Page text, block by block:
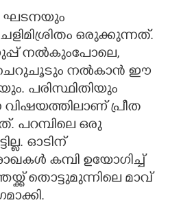
ഘടനയും
ഒരുക്കുന്നത്.
നൽകുംപോലെ,
നൽകാൻ ഈ
പരിസ്ഥിതിയും
പ്രീത
പറമ്പിലെ ഒരു
ഓടിന്
കമ്പി ഉയോഗിച്ച്
തൊട്ടുമുന്നിലെ മാവ്